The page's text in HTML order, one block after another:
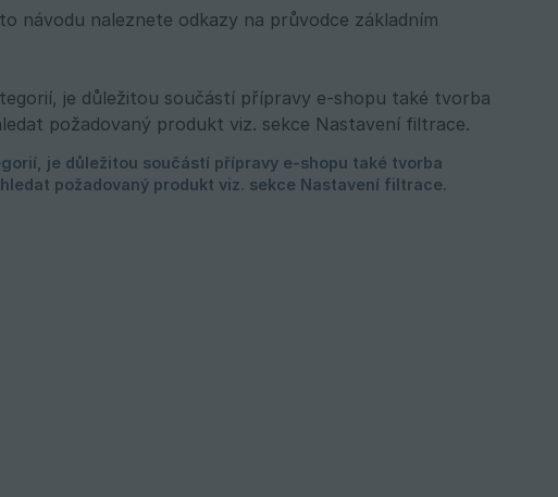
návodu naleznete odkazy na průvodce základním